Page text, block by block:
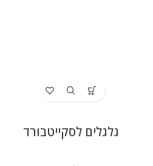
גלגלים לסקייטבורד